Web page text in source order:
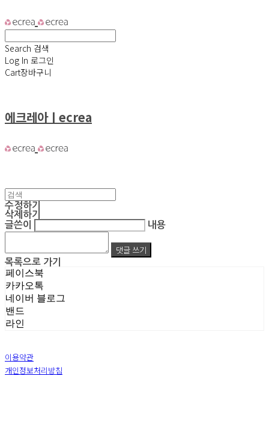
Search 검색
Log In 로그인
Cart장바구니
에크레아ㅣecrea
수정하기
삭제하기
글쓴이
내용
댓글 쓰기
목록으로 가기
페이스북
카카오톡
네이버 블로그
밴드
라인
이용약관
개인정보처리방침